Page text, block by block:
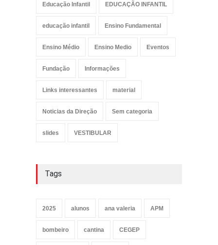
Educação Infantil EDUCAÇÃO INFANTIL
educação infantil Ensino Fundamental
Ensino Médio Ensino Medio Eventos
Fundação Informações
Links interessantes material
Noticias da Direção Sem categoria
slides VESTIBULAR
Tags
2025 alunos ana valeria APM
bombeiro cantina CEGEP